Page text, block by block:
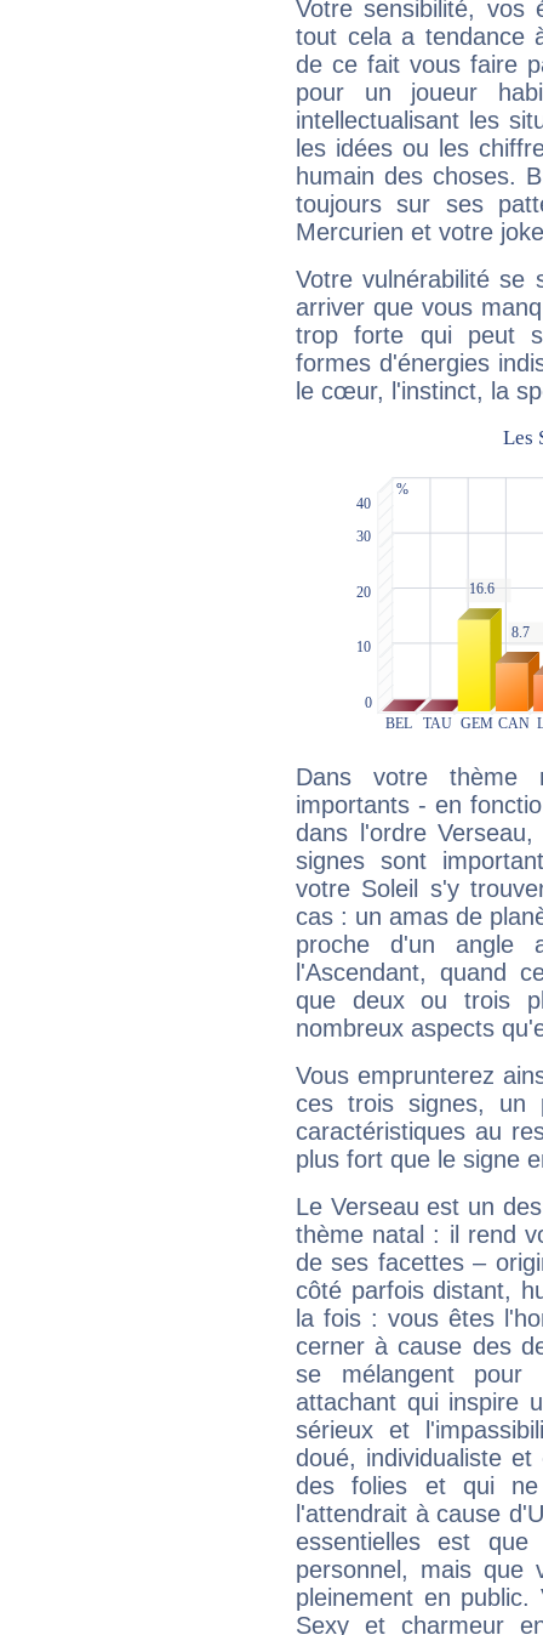
Votre sensibilité,
tout cela a tendance
de ce fait vous faire
pour un joueur
intellectualisant les
les idées ou les
humain des choses.
toujours sur ses
Mercurien et votre
Votre vulnérabilité se
arriver que vous
trop forte qui peut
formes d'énergies
le cœur, l'instinct, la
Dans votre thème
importants - en
dans l'ordre
signes sont
votre Soleil s'y
cas : un amas de
proche d'un
l'Ascendant, quand
que deux ou trois
nombreux aspects
Vous emprunterez
ces trois signes, un
caractéristiques au
plus fort que le signe
Le Verseau est un
thème natal : il rend
de ses facettes –
côté parfois distant,
la fois : vous êtes
cerner à cause des
se mélangent
attachant qui inspire
sérieux et
doué, individualiste
des folies et qui
l'attendrait à cause
essentielles est
personnel, mais que
pleinement en
Sexy et charmeur